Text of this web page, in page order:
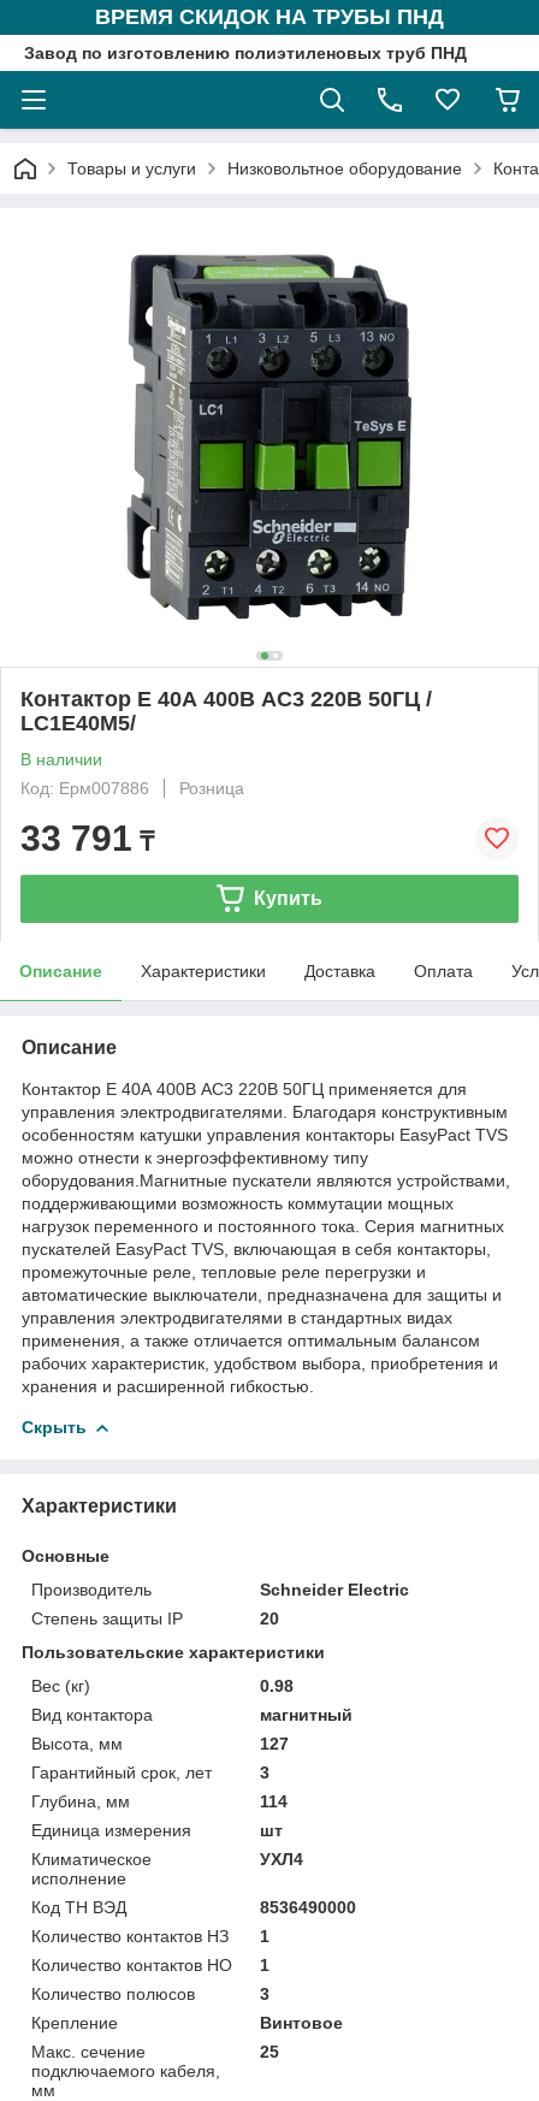
ВРЕМЯ СКИДОК НА ТРУБЫ ПНД
Завод по изготовлению полиэтиленовых труб ПНД
Товары и услуги Низковольтное оборудование
Контактор Е 40А 400В АС3 220В 50ГЦ /
LC1E40M5/
В наличии
Код: Ерм007886
Розница
33 791 ₸
Купить
Описание Характеристики Доставка Оплата
Описание
Контактор E 40А 400В AC3 220В 50ГЦ применяется для
управления электродвигателями. Благодаря конструктивным
особенностям катушки управления контакторы EasyPact TVS
можно отнести к энергоэффективному типу
оборудования.Магнитные пускатели являются устройствами,
поддерживающими возможность коммутации мощных
нагрузок переменного и постоянного тока. Серия магнитных
пускателей EasyPact TVS, включающая в себя контакторы,
промежуточные реле, тепловые реле перегрузки и
автоматические выключатели, предназначена для защиты и
управления электродвигателями в стандартных видах
применения, а также отличается оптимальным балансом
рабочих характеристик, удобством выбора, приобретения и
хранения и расширенной гибкостью.
Скрыть
Характеристики
Основные
Производитель
Schneider Electric
Степень защиты IP
20
Пользовательские характеристики
Вес (кг)
0.98
Вид контактора
магнитный
Высота, мм
127
Гарантийный срок, лет
3
Глубина, мм
114
Единица измерения
шт
Климатическое
исполнение
УХЛ4
Код ТН ВЭД
8536490000
Количество контактов НЗ
1
Количество контактов НО
1
Количество полюсов
3
Крепление
Винтовое
Макс. сечение
подключаемого кабеля,
мм
25